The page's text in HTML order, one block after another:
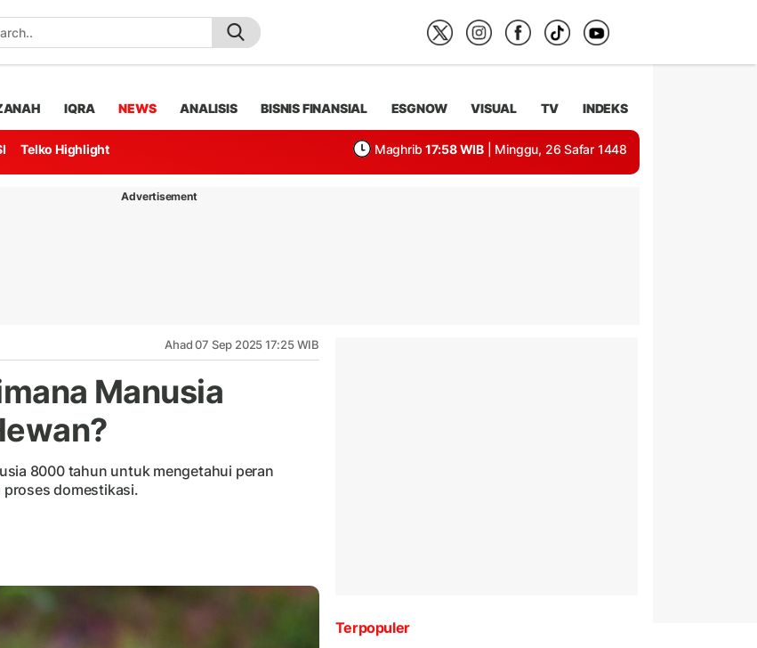
IQRA NEWS ANALISIS BISNIS FINANSIAL ESGNOW VISUAL TV INDEKS
Telko Highlight Maghrib 17:58 WIB | Minggu, 26 Safar 1448
Advertisement
Ahad 07 Sep 2025 17:25 WIB
Manusia
8000 tahun untuk mengetahui peran
proses domestikasi.
Terpopuler